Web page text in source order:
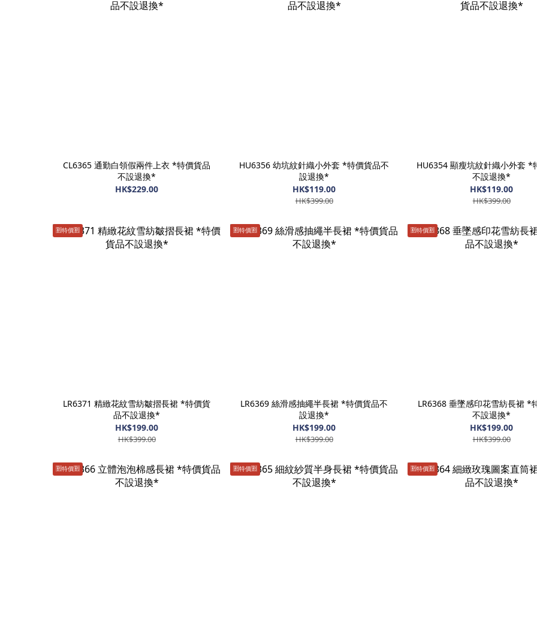
CL6365 通勤白領假兩件上衣 *特價貨品
不設退換*
HK$229.00
HU6356 幼坑紋針織小外套 *特價貨品不
設退換*
HK$119.00
HK$399.00
HU6354 顯瘦坑紋針織小外套 *
不設退換*
HK$119.00
HK$399.00
🈹️特價🈹️
LR6371 精緻花紋雪紡皺摺長裙 *特價貨
品不設退換*
HK$199.00
HK$399.00
🈹️特價🈹️
LR6369 絲滑感抽繩半長裙 *特價貨品不
設退換*
HK$199.00
HK$399.00
🈹️特價🈹️
LR6368 垂墜感印花雪紡長裙 *
不設退換*
HK$199.00
HK$399.00
🈹️特價🈹️ 🈹️特價🈹️ 🈹️特價🈹️